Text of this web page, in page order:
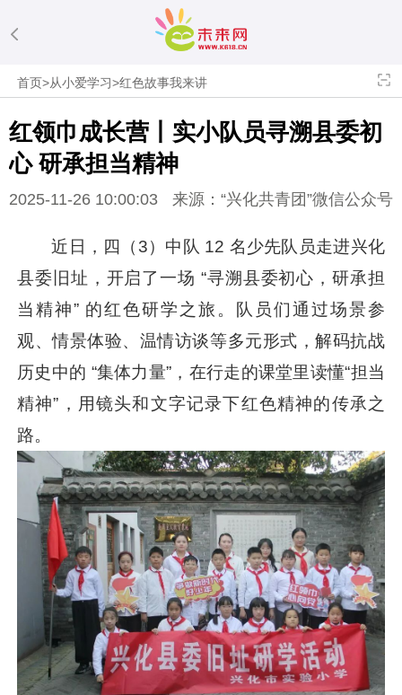
首页>从小爱学习>红色故事我来讲
红领巾成长营丨实小队员寻溯县委初
心 研承担当精神
2025-11-26 10:00:03 来源：“兴化共青团”微信公众号
近日，四（3）中队 12 名少先队员走进兴化
县委旧址，开启了一场 “寻溯县委初心，研承担
当精神” 的红色研学之旅。队员们通过场景参
观、情景体验、温情访谈等多元形式，解码抗战
历史中的 “集体力量”，在行走的课堂里读懂“担当
精神”，用镜头和文字记录下红色精神的传承之
路。